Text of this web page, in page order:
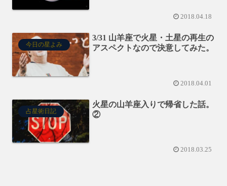
2018.04.18
今日の星よみ
3/31 山羊座で火星・土星の再生の
アスペクトなので決意してみた。
2018.04.01
占星術日記
火星の山羊座入りで帰省した話。
②
2018.03.25